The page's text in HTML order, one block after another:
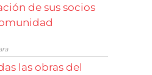
de sus socios
las obras del